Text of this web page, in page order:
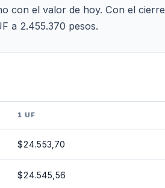
con el valor de hoy. Con el cierre
a 2.455.370 pesos.
1 UF
$24.553,70
$24.545,56